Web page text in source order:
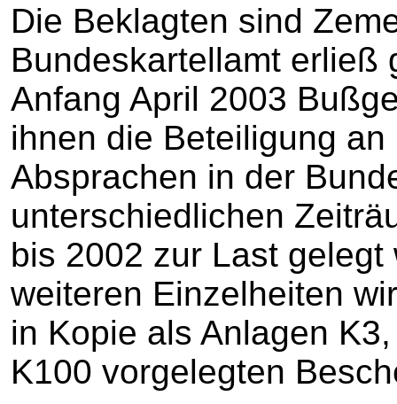
Die Beklagten sind
Bundeskartellamt erließ
Anfang April 2003
ihnen die Beteiligung
Absprachen in der
unterschiedlichen
bis 2002 zur Last
weiteren Einzelheiten
in Kopie als Anlagen
K100 vorgelegten